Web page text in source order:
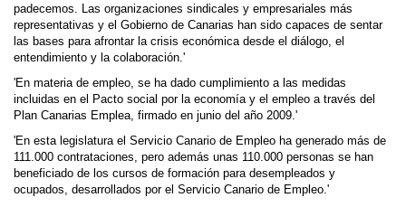
padecemos. Las organizaciones sindicales y empresariales más
representativas y el Gobierno de Canarias han sido capaces de sentar
las bases para afrontar la crisis económica desde el diálogo, el
entendimiento y la colaboración.'
'En materia de empleo, se ha dado cumplimiento a las medidas
incluidas en el Pacto social por la economía y el empleo a través del
Plan Canarias Emplea, firmado en junio del año 2009.'
'En esta legislatura el Servicio Canario de Empleo ha generado más de
111.000 contrataciones, pero además unas 110.000 personas se han
beneficiado de los cursos de formación para desempleados y
ocupados, desarrollados por el Servicio Canario de Empleo.'